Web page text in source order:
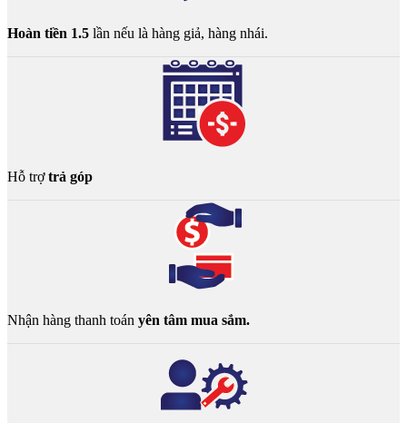
Hoàn tiền 1.5 lần nếu là hàng giả, hàng nhái.
Hỗ trợtrả góp
Nhận hàng thanh toán yên tâm mua sắm.